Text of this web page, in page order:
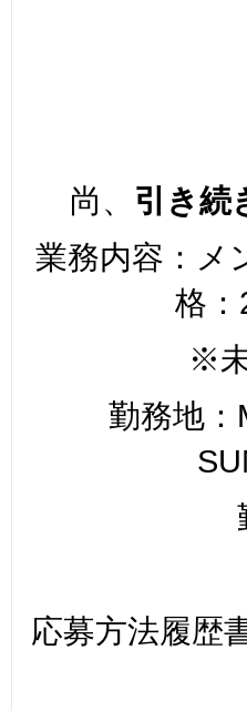
尚、 引き続
業務内容：メ
格
※
勤務地：
応募方法履歴